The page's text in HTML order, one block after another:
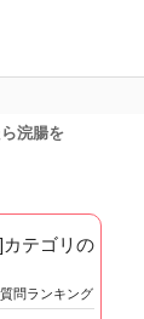
浣腸を
テゴリの
問ランキング